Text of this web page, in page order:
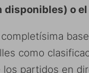
disponibles) o
como
los partidos en